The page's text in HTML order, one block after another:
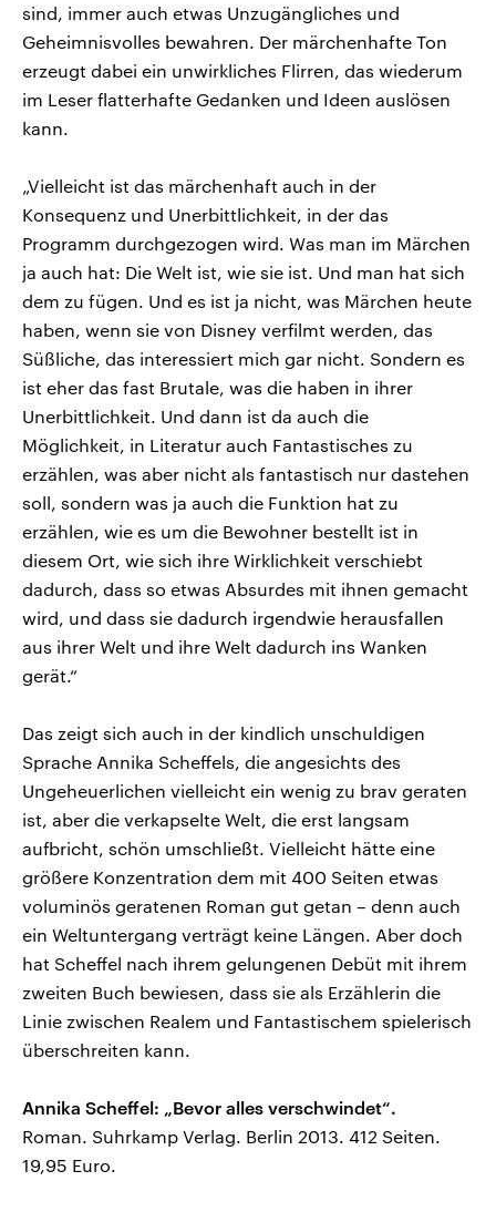
sind, immer auch etwas Unzugängliches und
Geheimnisvolles bewahren. Der märchenhafte Ton
erzeugt dabei ein unwirkliches Flirren, das wiederum
im Leser flatterhafte Gedanken und Ideen auslösen
kann.
„Vielleicht ist das märchenhaft auch in der
Konsequenz und Unerbittlichkeit, in der das
Programm durchgezogen wird. Was man im Märchen
ja auch hat: Die Welt ist, wie sie ist. Und man hat sich
dem zu fügen. Und es ist ja nicht, was Märchen heute
haben, wenn sie von Disney verfilmt werden, das
Süßliche, das interessiert mich gar nicht. Sondern es
ist eher das fast Brutale, was die haben in ihrer
Unerbittlichkeit. Und dann ist da auch die
Möglichkeit, in Literatur auch Fantastisches zu
erzählen, was aber nicht als fantastisch nur dastehen
soll, sondern was ja auch die Funktion hat zu
erzählen, wie es um die Bewohner bestellt ist in
diesem Ort, wie sich ihre Wirklichkeit verschiebt
dadurch, dass so etwas Absurdes mit ihnen gemacht
wird, und dass sie dadurch irgendwie herausfallen
aus ihrer Welt und ihre Welt dadurch ins Wanken
gerät.“
Das zeigt sich auch in der kindlich unschuldigen
Sprache Annika Scheffels, die angesichts des
Ungeheuerlichen vielleicht ein wenig zu brav geraten
ist, aber die verkapselte Welt, die erst langsam
aufbricht, schön umschließt. Vielleicht hätte eine
größere Konzentration dem mit 400 Seiten etwas
voluminös geratenen Roman gut getan – denn auch
ein Weltuntergang verträgt keine Längen. Aber doch
hat Scheffel nach ihrem gelungenen Debüt mit ihrem
zweiten Buch bewiesen, dass sie als Erzählerin die
Linie zwischen Realem und Fantastischem spielerisch
überschreiten kann.
Annika Scheffel: „Bevor alles verschwindet“.
Roman. Suhrkamp Verlag. Berlin 2013. 412 Seiten.
19,95 Euro.